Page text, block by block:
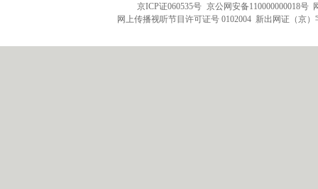
京ICP证060535号 京公网安备110000000018号
网上传播视听节目许可证号 0102004 新出网证（京